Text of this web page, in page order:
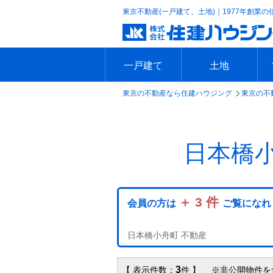
東京不動産(一戸建て、土地)｜1977年創業の
一戸建て
エリアで探す
沿線で探す
新築一戸建て
中古一戸建て
本日の新着物件
今週の新着物件
土地
エリアで探す
沿線で探す
本日の新着物件
今週の新着物件
東京の不動産なら住建ハウジング 東京の不
日本橋
会員の方は ＋ 3 件 ご覧にな
日本橋小舟町 不動産
【 表示件数： 3件 】 ※非公開物件